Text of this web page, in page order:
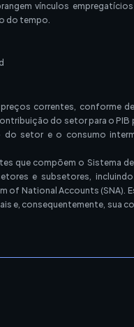
vínculos
do tempo.
correntes, conforme
do setor para o
setor e o consumo
que compõem o Sistema
e subsetores,
National Accounts (SNA).
e, consequentemente, sua